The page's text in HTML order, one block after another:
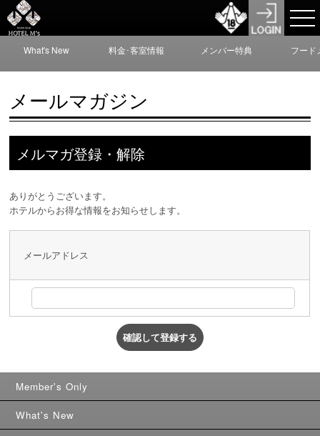
What's New 料金･客室情報 メンバー特典
フード
ー
メールマガジン
メルマガ登録・解除
ありがとうございます。
ホテルからお得な情報をお知らせします。
メールアドレス
確認して登録する
Member's Only
What's New